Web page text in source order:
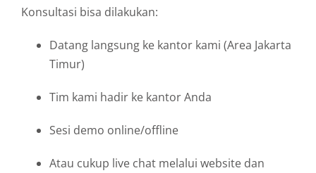
Konsultasi bisa dilakukan:
Datang langsung ke kantor kami (Area Jakarta
Timur)
Tim kami hadir ke kantor Anda
Sesi demo online/offline
Atau cukup live chat melalui website dan